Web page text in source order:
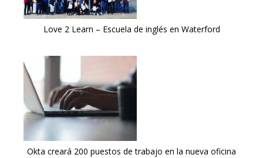
Love 2 Learn – Escuela de inglés en Waterford
Okta creará 200 puestos de trabajo en la nueva oficina